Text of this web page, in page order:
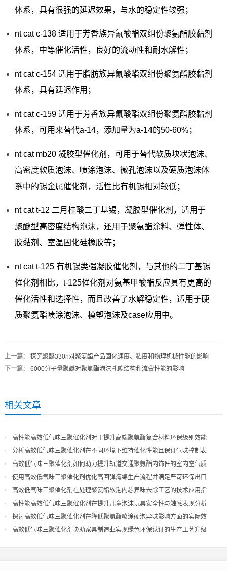
体系，具有很强的延迟效果，与水的稳定性较强；
nt cat c-138 适用于芳香族异氰酸酯双组份聚氨酯胶黏剂
体系，中等催化活性，良好的流动性和耐水解性；
nt cat c-154 适用于脂肪族异氰酸酯双组份聚氨酯胶黏剂
体系，具有延迟作用；
nt cat c-159 适用于芳香族异氰酸酯双组份聚氨酯胶黏剂
体系，可用来替代a-14，添加量为a-14的50-60%；
nt cat mb20 凝胶型催化剂，可用于替代软质块状泡沫、
高密度软质泡沫、喷涂泡沫、微孔泡沫以及硬质泡沫体
系中的锡金属催化剂，活性比有机锡相对较低；
nt cat t-12 二月桂酸二丁基锡，凝胶型催化剂，适用于
聚醚型高密度结构泡沫，还用于聚氨酯涂料、弹性体、
胶黏剂、室温固化硅橡胶等；
nt cat t-125 有机锡类强凝胶催化剂，与其他的二丁基锡
催化剂相比，t-125催化剂对氨基甲酸酯反应具有更高的
催化活性和选择性，而且改善了水解稳定性，适用于硬
质聚氨酯喷涂泡沫、模塑泡沫及case应用中。
上一篇： 探究聚醚330n对聚氨酯产品固化速度、粘度和物理机械性能的影响
下一篇： 6000分子量聚醚对聚氨酯泡沫孔隙结构和流变性能的影响
相关文章
高性能高效低气味三聚催化剂对于提升高端聚氨酯复合材料环保级别效能
分析高效低气味三聚催化剂在不同环境下维持催化性能且保证气味控制表
现
高效低气味三聚催化剂如何助力提升轨道交通聚氨酯内饰件的室内空气质
量
使用高效低气味三聚催化剂优化高回弹海绵生产流程并满足严苛环保出口
高效低气味三聚催化剂在处理聚氨酯软泡内芯异味去除工艺的技术应用指
导
高性能高效低气味三聚催化剂在提升儿童泡沫玩具安全性与触感表现分析
探讨高效低气味三聚催化剂在降低聚氨酯喷涂硬泡异味影响方面的实际效
果
高效低气味三聚催化剂协助家具制造业实现绿色环保认证的生产工艺升级